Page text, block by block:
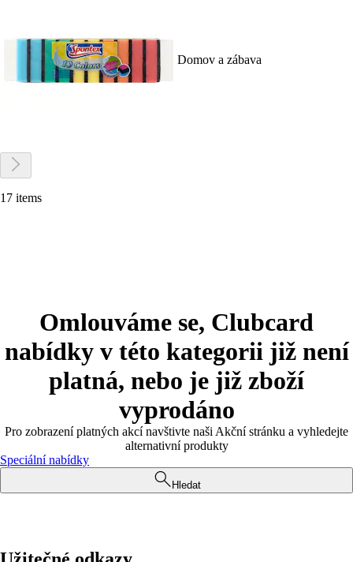
Domov a zábava
17 items
Omlouváme se, Clubcard
nabídky v této kategorii již není
platná, nebo je již zboží
vyprodáno
Pro zobrazení platných akcí navštivte naši Akční stránku a vyhledejte
alternativní produkty
Speciální nabídky
Hledat